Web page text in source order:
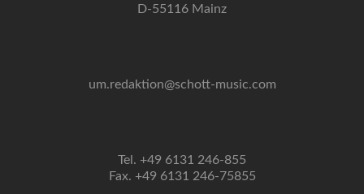
D-55116 Mainz
um.redaktion@schott-music.com
Tel. +49 6131 246-855
Fax. +49 6131 246-75855